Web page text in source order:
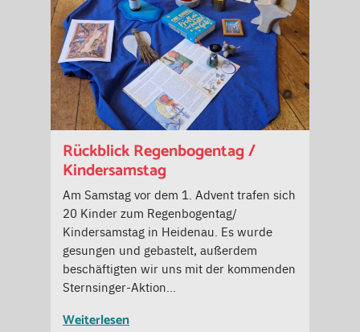
Rückblick Regenbogentag /
Kindersamstag
Am Samstag vor dem 1. Advent trafen sich
20 Kinder zum Regenbogentag/
Kindersamstag in Heidenau. Es wurde
gesungen und gebastelt, außerdem
beschäftigten wir uns mit der kommenden
Sternsinger-Aktion…
Weiterlesen